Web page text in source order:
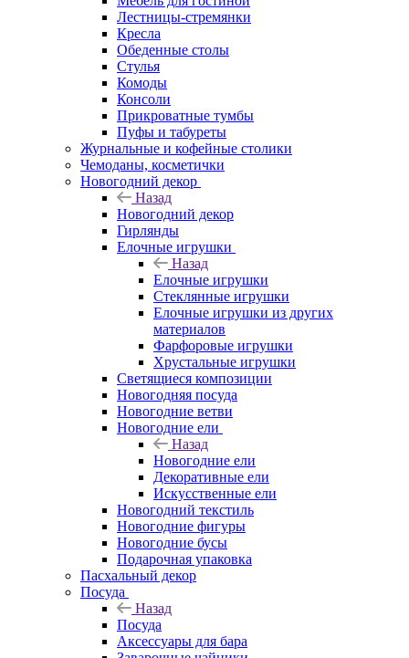
Лестницы-стремянки
Кресла
Обеденные столы
Стулья
Комоды
Консоли
Прикроватные тумбы
Пуфы и табуреты
Журнальные и кофейные столики
Чемоданы, косметички
Новогодний декор
Назад
Новогодний декор
Гирлянды
Елочные игрушки
Назад
Елочные игрушки
Стеклянные игрушки
Елочные игрушки из других
материалов
Фарфоровые игрушки
Хрустальные игрушки
Светящиеся композиции
Новогодняя посуда
Новогодние ветви
Новогодние ели
Назад
Новогодние ели
Декоративные ели
Искусственные ели
Новогодний текстиль
Новогодние фигуры
Новогодние бусы
Подарочная упаковка
Пасхальный декор
Посуда
Назад
Посуда
Аксессуары для бара